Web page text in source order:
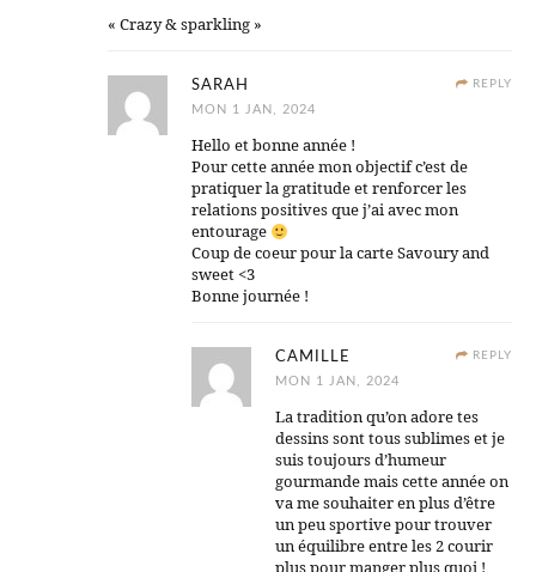
« Crazy & sparkling »
REPLY
SARAH
MON 1 JAN, 2024
Hello et bonne année !
Pour cette année mon objectif c’est de
pratiquer la gratitude et renforcer les
relations positives que j’ai avec mon
entourage
Coup de coeur pour la carte Savoury and
sweet <3
Bonne journée !
REPLY
CAMILLE
MON 1 JAN, 2024
La tradition qu’on adore tes
dessins sont tous sublimes et je
suis toujours d’humeur
gourmande mais cette année on
va me souhaiter en plus d’être
un peu sportive pour trouver
un équilibre entre les 2 courir